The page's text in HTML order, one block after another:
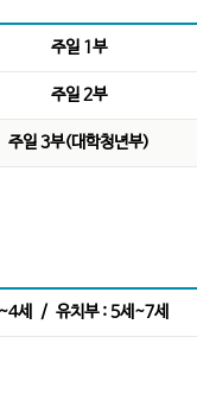
주일 1부
주일 2부
주일 3부(대학청년부)
세 / 유치부 : 5세~7세